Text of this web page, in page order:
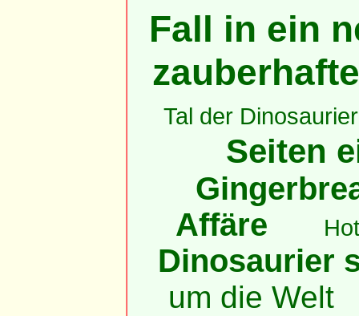
Fall in ein
Tal der Dinosaurier
Seiten
Affäre
Dinosaurier
um die Welt